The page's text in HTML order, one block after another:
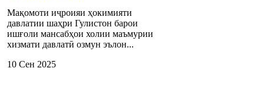
Мақомоти иҷроияи ҳокимияти
давлатии шаҳри Гулистон барои
ишғоли мансабҳои холии маъмурии
хизмати давлатӣ озмун эълон...
10 Сен 2025